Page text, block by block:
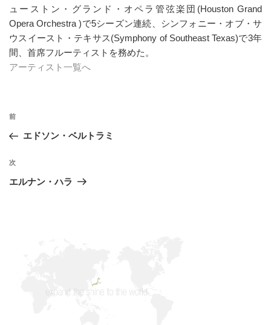
ューストン・グランド・オペラ管弦楽団(Houston Grand
Opera Orchestra )で5シーズン連続、シンフォニー・オブ・サ
ウスイースト・テキサス(Symphony of Southeast Texas)で3年
間、首席フルーティストを務めた。
アーティスト一覧へ
投
ビ
ゲ
過
去
投
前
エドソン・ベルトラミ
次
の
次
エルナン・ハラ